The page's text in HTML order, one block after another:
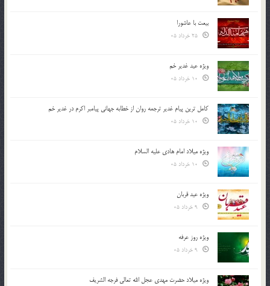
بیعت با عاشورا
ویژه عید غدیر خم
کامل ترین پیام غدیر ترجمه روان از خطابه جهانی پیامبر اکرم در غدیر خم
ویژه میلاد امام هادی علیه السلام
ویژه عید قربان
ویژه روز عرفه
ویژه میلاد حضرت مهدی عجل الله تعالی فرجه الشريف